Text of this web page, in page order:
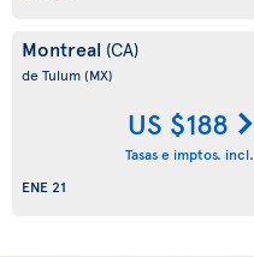
Montreal (CA)
de Tulum(MX)
US $188
Tasas e imptos. incl.
ENE 21